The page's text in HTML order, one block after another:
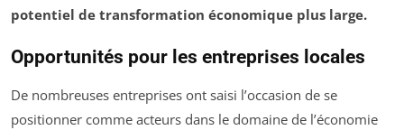
potentiel de transformation économique plus large.
Opportunités pour les entreprises locales
De nombreuses entreprises ont saisi l’occasion de se
positionner comme acteurs dans le domaine de l’économie